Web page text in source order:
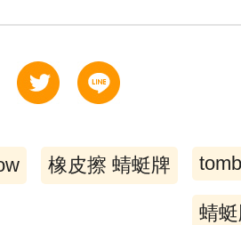
橡皮擦 蜻蜓牌
蜻